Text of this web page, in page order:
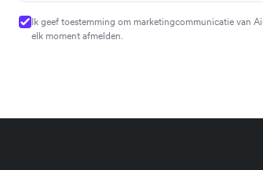
Ik geef toestemming om marketingcommunicatie van
elk moment afmelden.